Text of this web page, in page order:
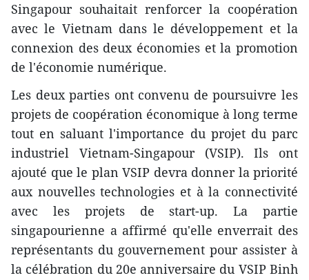
Singapour souhaitait renforcer la coopération
avec le Vietnam dans le développement et la
connexion des deux économies et la promotion
de l'économie numérique.
Les deux parties ont convenu de poursuivre les
projets de coopération économique à long terme
tout en saluant l'importance du projet du parc
industriel Vietnam-Singapour (VSIP). Ils ont
ajouté que le plan VSIP devra donner la priorité
aux nouvelles technologies et à la connectivité
avec les projets de start-up. La partie
singapourienne a affirmé qu'elle enverrait des
représentants du gouvernement pour assister à
la célébration du 20e anniversaire du VSIP Binh